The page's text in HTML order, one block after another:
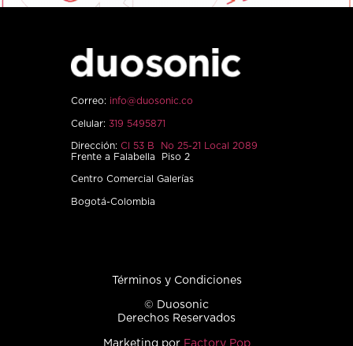
Correo: info@duosonic.co
Celular: 319 5495871
Dirección: Cl 53 B No 25-21 Local 2089
Frente a Falabella Piso 2
Centro Comercial Galerías
Bogotá-Colombia
Términos y Condiciones
© Duosonic
Derechos Reservados
Marketing por Factory Pop